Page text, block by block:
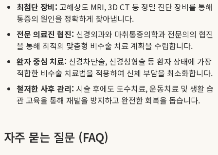
최첨단 장비: 고해상도 MRI, 3D CT 등 정밀 진단 장비를 통해
통증의 원인을 정확하게 찾아냅니다.
전문 의료진 협진: 신경외과와 마취통증의학과 전문의의 협진
을 통해 최적의 맞춤형 비수술 치료 계획을 수립합니다.
환자 중심 치료: 신경차단술, 신경성형술 등 환자 상태에 가장
적합한 비수술 치료법을 적용하여 신체 부담을 최소화합니다.
철저한 사후 관리: 시술 후에도 도수치료, 운동치료 및 생활 습
관 교육을 통해 재발을 방지하고 완전한 회복을 돕습니다.
자주 묻는 질문 (FAQ)